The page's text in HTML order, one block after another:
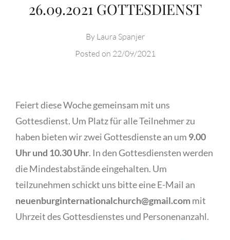
26.09.2021 GOTTESDIENST
By Laura Spanjer
Posted on 22/09/2021
Feiert diese Woche gemeinsam mit uns
Gottesdienst. Um Platz für alle Teilnehmer zu
haben bieten wir zwei Gottesdienste an um 9.00
Uhr und 10.30 Uhr. In den Gottesdiensten werden
die Mindestabstände eingehalten. Um
teilzunehmen schickt uns bitte eine E-Mail an
neuenburginternationalchurch@gmail.com mit
Uhrzeit des Gottesdienstes und Personenanzahl.